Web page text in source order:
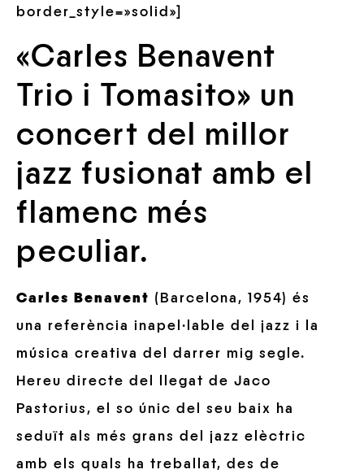
border_style=»solid»]
«Carles Benavent
Trio i Tomasito» un
concert del millor
jazz fusionat amb el
flamenc més
peculiar.
Carles Benavent (Barcelona, 1954) és
una referència inapel·lable del jazz i la
música creativa del darrer mig segle.
Hereu directe del llegat de Jaco
Pastorius, el so únic del seu baix ha
seduït als més grans del jazz elèctric
amb els quals ha treballat, des de